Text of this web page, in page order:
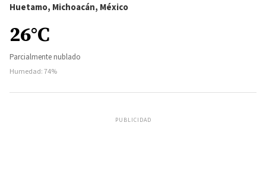
Huetamo, Michoacán, México
26°C
Parcialmente nublado
Humedad: 74%
PUBLICIDAD